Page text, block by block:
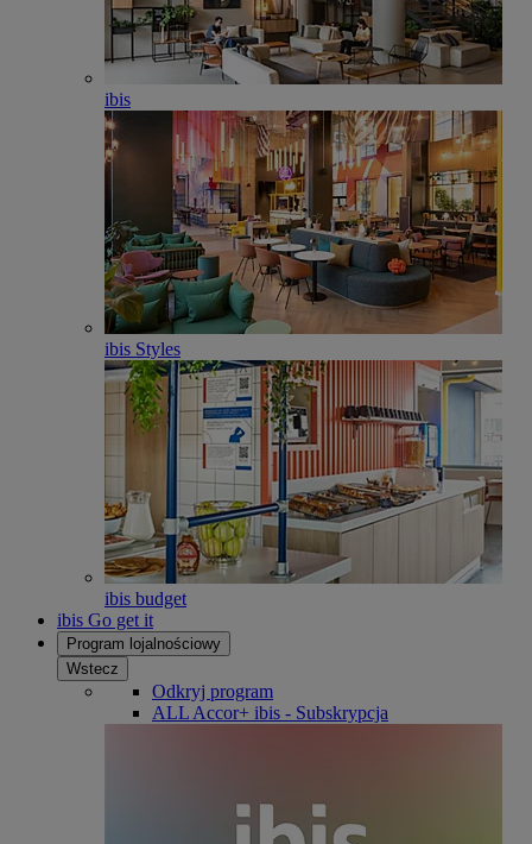
ibis
ibis Styles
ibis budget
ibis Go get it
Program lojalnościowy
Wstecz
Odkryj program
ALL Accor+ ibis - Subskrypcja